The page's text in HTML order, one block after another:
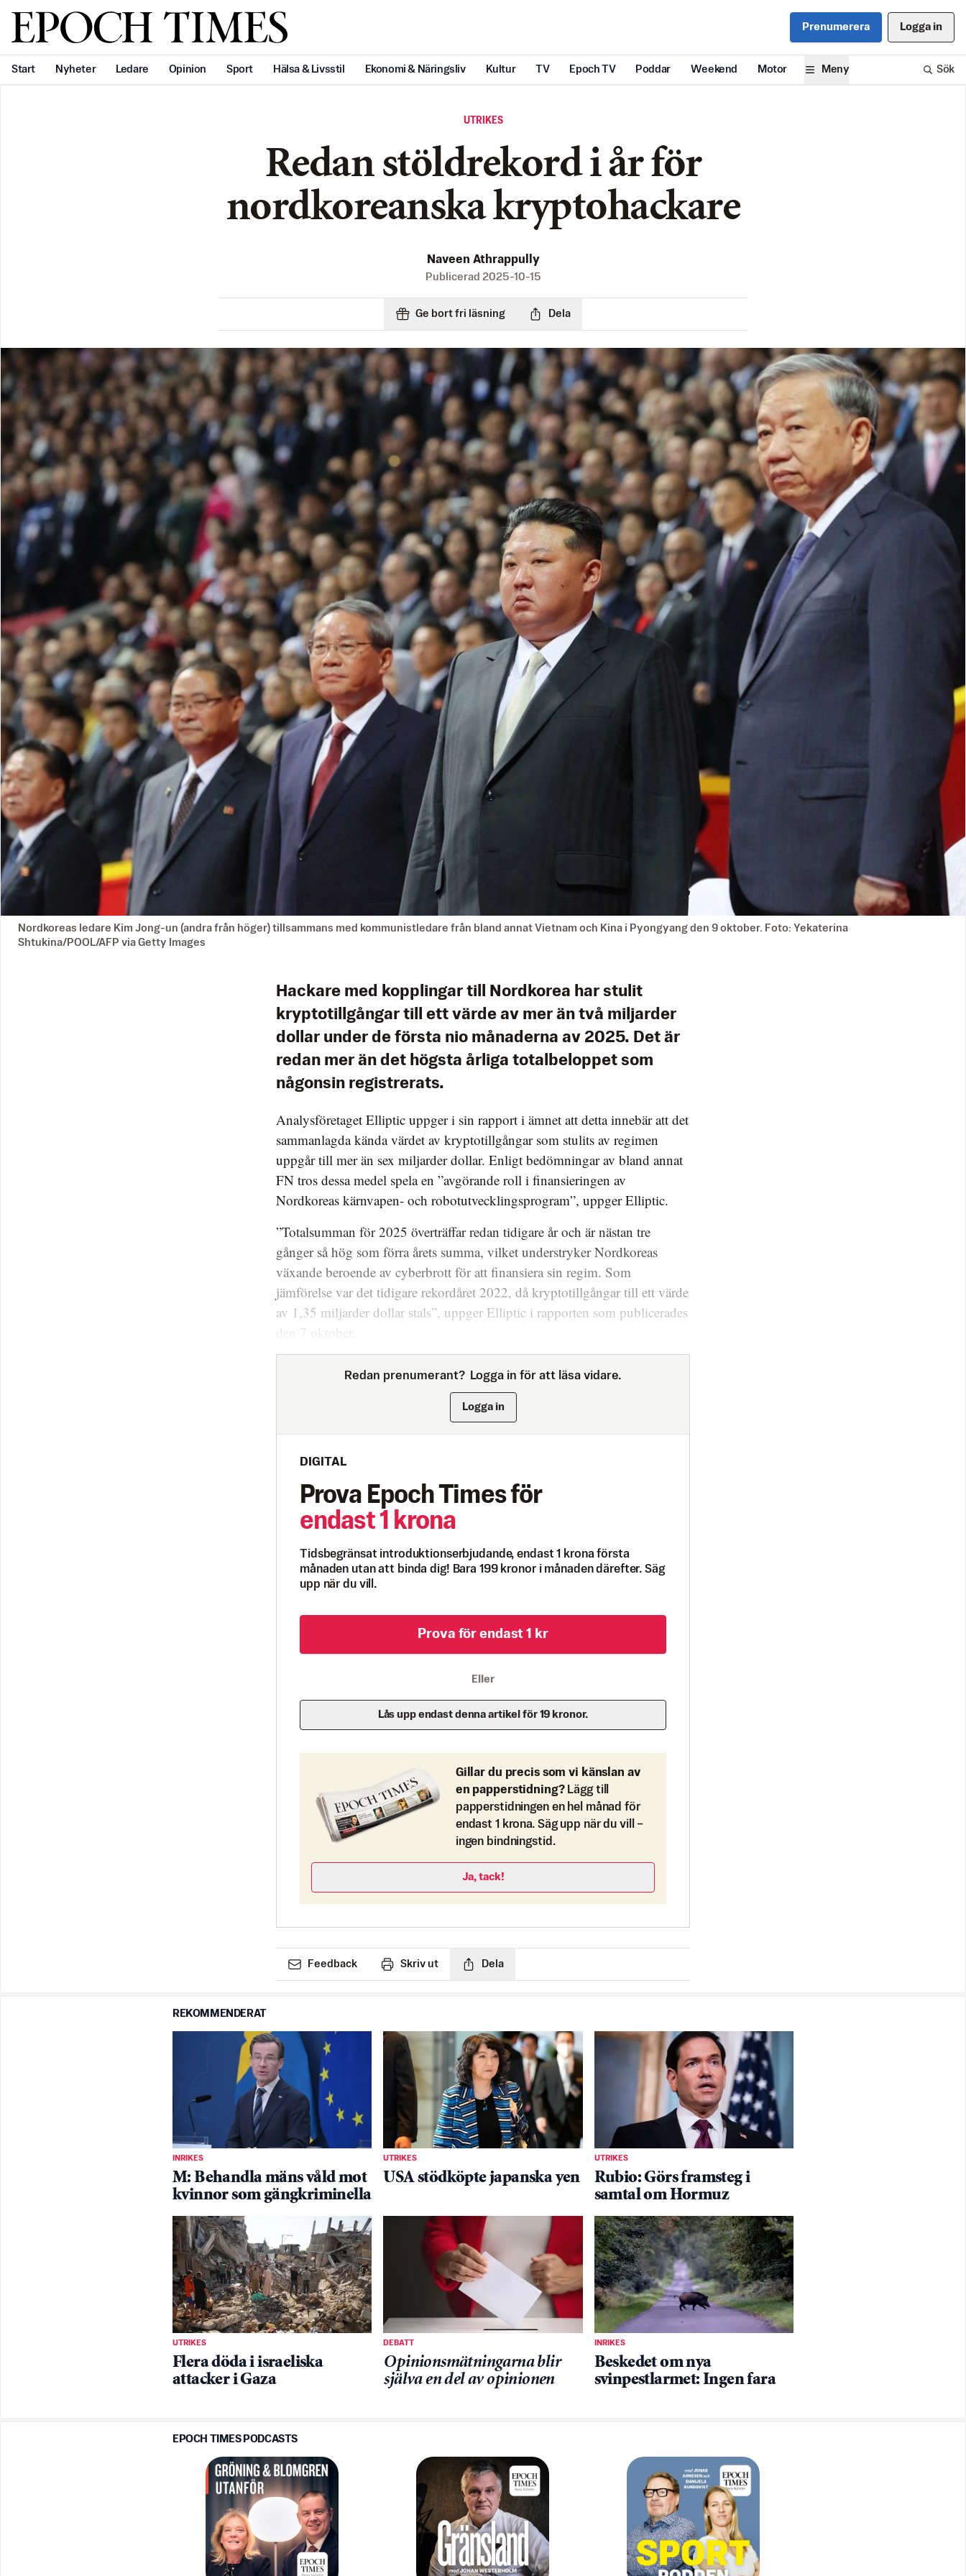
Svenska Epoch Times Prenumerera Logga in
Start Nyheter Ledare Opinion Sport Hälsa & Livsstil Ekonomi & Näringsliv Kultur TV Epoch TV Poddar Weekend Motor Meny Sök
UTRIKES
Redan stöldrekord i år för
nordkoreanska kryptohackare
Naveen Athrappully
Publicerad 2025-10-15
Ge bort fri läsning Dela
Nordkoreas ledare Kim Jong-un (andra från höger) tillsammans med kommunistledare från bland annat Vietnam och Kina i Pyongyang den 9 oktober. Foto: Yekaterina
Shtukina/POOL/AFP via Getty Images
Hackare med kopplingar till Nordkorea har stulit
kryptotillgångar till ett värde av mer än två miljarder
dollar under de första nio månaderna av 2025. Det är
redan mer än det högsta årliga totalbeloppet som
någonsin registrerats.
Analysföretaget Elliptic uppger i sin rapport i ämnet att detta innebär att det
sammanlagda kända värdet av kryptotillgångar som stulits av regimen
uppgår till mer än sex miljarder dollar. Enligt bedömningar av bland annat
FN tros dessa medel spela en ”avgörande roll i finansieringen av
Nordkoreas kärnvapen- och robotutvecklingsprogram”, uppger Elliptic.
”Totalsumman för 2025 överträffar redan tidigare år och är nästan tre
gånger så hög som förra årets summa, vilket understryker Nordkoreas
växande beroende av cyberbrott för att finansiera sin regim. Som
jämförelse var det tidigare rekordåret 2022, då kryptotillgångar till ett värde
av 1,35 miljarder dollar stals”, uppger Elliptic i rapporten som publicerades
den 7 oktober.
Redan prenumerant? Logga in för att läsa vidare.
Logga in
DIGITAL
Prova Epoch Times för
endast 1 krona
Tidsbegränsat introduktionserbjudande, endast 1 krona första
månaden utan att binda dig! Bara 199 kronor i månaden därefter. Säg
upp när du vill.
Prova för endast 1 kr
Eller
Lås upp endast denna artikel för 19 kronor.
Gillar du precis som vi känslan av
en papperstidning? Lägg till
papperstidningen en hel månad för
endast 1 krona. Säg upp när du vill –
ingen bindningstid.
Ja, tack!
Feedback Skriv ut Dela
REKOMMENDERAT
INRIKES
M: Behandla mäns våld mot
kvinnor som gängkriminella
UTRIKES
USA stödköpte japanska yen
UTRIKES
Rubio: Görs framsteg i
samtal om Hormuz
UTRIKES
Flera döda i israeliska
attacker i Gaza
DEBATT
Opinionsmätningarna blir
själva en del av opinionen
INRIKES
Beskedet om nya
svinpestlarmet: Ingen fara
EPOCH TIMES PODCASTS